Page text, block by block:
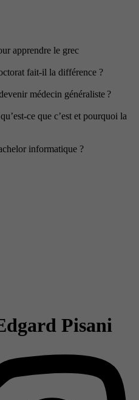
apprendre le grec
fait-il la différence ?
médecin généraliste ?
ce que c’est et pourquoi la
informatique ?
Pisani